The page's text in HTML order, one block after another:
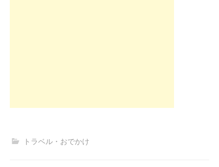
トラベル・おでかけ